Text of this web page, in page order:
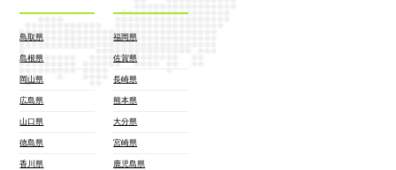
鳥取県
島根県
岡山県
広島県
山口県
徳島県
香川県
福岡県
佐賀県
長崎県
熊本県
大分県
宮崎県
鹿児島県